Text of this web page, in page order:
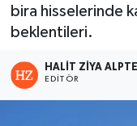
bira hisselerinde
beklentileri.
HALIT ZIYA
EDITÖR
OTOMOTİV
SAVUNMA
Son Dakika